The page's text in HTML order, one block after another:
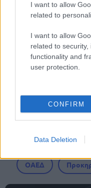
I want to allow
related to
I want to allow
related to
functionality and
user protection.
CONFIRM
Data Deletion
ΟΑΕΔ